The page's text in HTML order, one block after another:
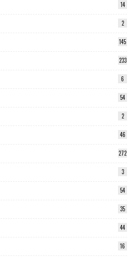
14
2
145
233
6
54
2
46
272
3
54
35
44
16